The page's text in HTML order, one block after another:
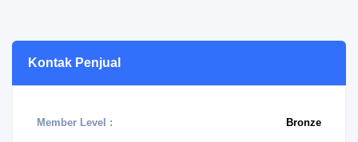
Kontak Penjual
Member Level : Bronze